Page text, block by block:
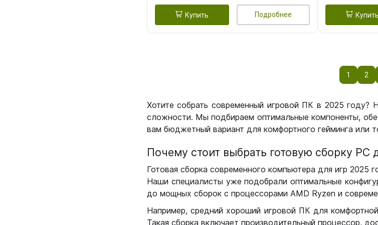
Купить Подробнее Купить
1 2
Хотите собрать современный игровой ПК в 2025
сложности. Мы подбираем оптимальные компоненты,
вам бюджетный вариант для комфортного гейминга или
Почему стоит выбрать готовую сборку РС
Готовая сборка современного компьютера для игр
Наши специалисты уже подобрали оптимальные
до мощных сборок с процессорами AMD Ryzen и
Например, средний хороший игровой ПК для
Такая сборка включает производительный процессор,